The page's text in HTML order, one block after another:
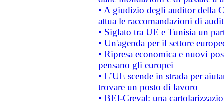
• A giudizio degli auditor della
attua le raccomandazioni di
• Siglato tra UE e Tunisia un
• Un'agenda per il settore
• Ripresa economica e nuovi
pensano gli europei
• L’UE scende in strada per
trovare un posto di lavoro
• BEI-Creval: una